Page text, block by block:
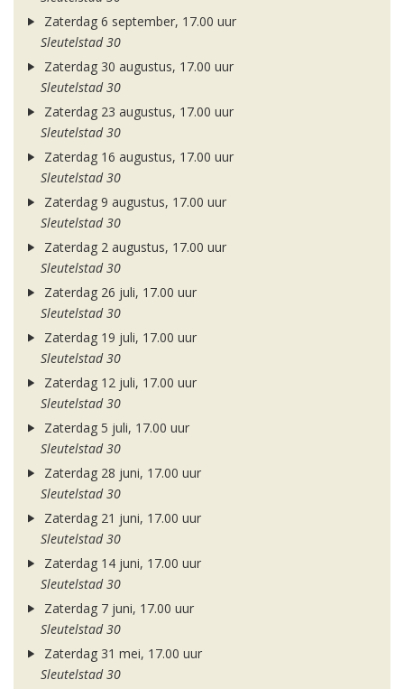
Zaterdag 6 september, 17.00 uur
Sleutelstad 30
Zaterdag 30 augustus, 17.00 uur
Sleutelstad 30
Zaterdag 23 augustus, 17.00 uur
Sleutelstad 30
Zaterdag 16 augustus, 17.00 uur
Sleutelstad 30
Zaterdag 9 augustus, 17.00 uur
Sleutelstad 30
Zaterdag 2 augustus, 17.00 uur
Sleutelstad 30
Zaterdag 26 juli, 17.00 uur
Sleutelstad 30
Zaterdag 19 juli, 17.00 uur
Sleutelstad 30
Zaterdag 12 juli, 17.00 uur
Sleutelstad 30
Zaterdag 5 juli, 17.00 uur
Sleutelstad 30
Zaterdag 28 juni, 17.00 uur
Sleutelstad 30
Zaterdag 21 juni, 17.00 uur
Sleutelstad 30
Zaterdag 14 juni, 17.00 uur
Sleutelstad 30
Zaterdag 7 juni, 17.00 uur
Sleutelstad 30
Zaterdag 31 mei, 17.00 uur
Sleutelstad 30